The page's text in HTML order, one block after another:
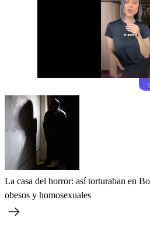
La casa del horror: así torturaban en
obesos y homosexuales